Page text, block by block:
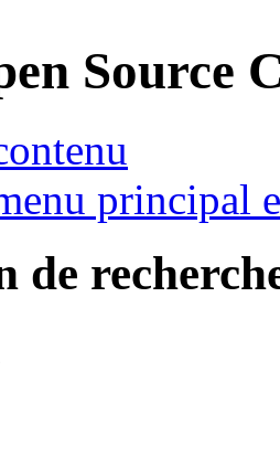
Source
principal
de